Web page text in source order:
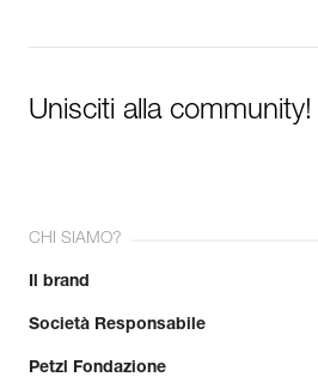
Unisciti alla community!
CHI SIAMO?
Il brand
Società Responsabile
Petzl Fondazione